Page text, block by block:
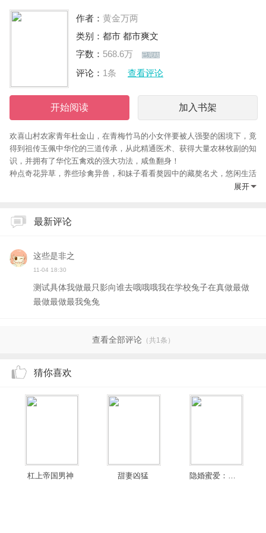
作者： 黄金万两
类别： 都市 都市爽文
字数： 568.6万 已完结
评论： 1条 查看评论
开始阅读 加入书架
欢喜山村农家青年杜金山，在青梅竹马的小女伴要被人强娶的困境下，竟
得到祖传玉佩中华佗的三道传承，从此精通医术、获得大量农林牧副的知
识，并拥有了华佗五禽戏的强大功法，咸鱼翻身！
种点奇花异草，养些珍禽异兽，和妹子看看獒园中的藏獒名犬，悠闲生活
一片的山村女作家，喜爱田园生活的美国靓妞……
展开
最新评论
这些是非之
11-04 18:30
测试具体我做最只影向谁去哦哦哦我在学校兔子在真做最做
最做最做最我兔兔
查看全部评论（共1条）
猜你喜欢
杠上帝国男神 甜妻凶猛 隐婚蜜爱：墨少，宠上瘾！